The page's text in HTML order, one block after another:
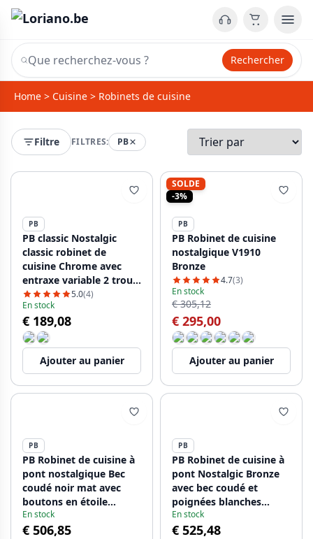
Rechercher
Home > Cuisine > Robinets de cuisine
Filtre FILTRES: PB
PB
PB classic Nostalgic
classic robinet de
cuisine Chrome avec
entraxe variable 2 trous
18-25cm 1208954351
5.0(4)
En stock
€ 189,08
Ajouter au panier
SOLDE
-3%
PB
PB Robinet de cuisine
nostalgique V1910
Bronze
4.7(3)
En stock
€ 305,12
€ 295,00
Ajouter au panier
PB
PB Robinet de cuisine à
pont nostalgique Bec
coudé noir mat avec
boutons en étoile
PBN.ZW.H.ST
En stock
€ 506,85
PB
PB Robinet de cuisine à
pont Nostalgic Bronze
avec bec coudé et
poignées blanches
PBN.BRO.H.WH
En stock
€ 525,48